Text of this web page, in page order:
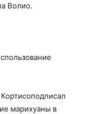
Волио.
марихуаны в